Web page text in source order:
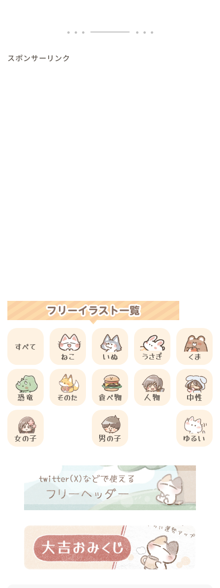
スポンサーリンク
すべて
ねこ
いぬ うさぎ くま
恐竜 そのた 食べ物 人物 中性
女の子 男の子 ゆるい